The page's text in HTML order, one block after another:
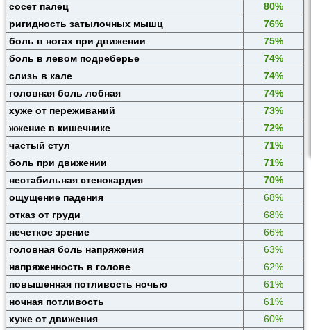
сосет палец
80%
ригидность затылочных мышц
76%
боль в ногах при движении
75%
боль в левом подреберье
74%
слизь в кале
74%
головная боль лобная
74%
хуже от переживаний
73%
жжение в кишечнике
72%
частый стул
71%
боль при движении
71%
нестабильная стенокардия
70%
ощущение падения
68%
отказ от груди
68%
нечеткое зрение
66%
головная боль напряжения
63%
напряженность в голове
62%
повышенная потливость ночью
61%
ночная потливость
61%
хуже от движения
60%